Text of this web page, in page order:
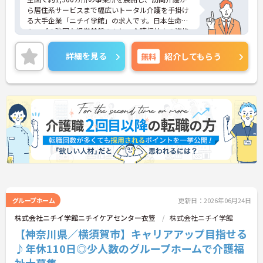
ら居住系サービスまで幅広いトータル介護を手掛け
る大手企業「ニチイ学館」の求人です。日本生命グ
ループの強固な経営基盤のもと、介護福祉士の資格
を最大限に活かしてキャリアアップできる環境が整
っています。毎月1万8000円の資格手当が支給され
るだけでなく、将来的にサービス管理者や拠点管理
者、ケアマネジャーへと進むための「サービス管理
者研修」等の充実した支援制度が魅力です。20～30
代が成長を実感できる明確なキャリアマップがある
一方で、40～60代の方も安心できる最大2万円の勤
続年数手当や退職金制度などの福利厚生を完備して
います。企業主導型保育所の利用や10～18歳のお子
様への子ども手当などライフステージの変化にも対
応しており、グループホームでの1対1の丁寧なケア
という現場のやりがいを感じながら、確かなキャリ
＜介護福祉士の資格を活かし、さらなる高みを目指
せる環境です＞大手ならではの丁寧な拠点研修や半
年間のOJTがあり、新しい職場への不安をしっかり
解消できます。1ユニット9名の少人数制グループホ
ームのため、お客様と1対1で深く関わるケアが叶う
のも大きな魅力。ゆくゆくはサービス管理者研修を
詳細を見る 無料 紹介してもらう
グループホーム 更新日：2026年06月24日
株式会社ニチイ学館ニチイケアセンター衣笠 株式会社ニチイ学館
【神奈川県／横須賀市】キャリアアップ目指せる
♪年休110日◎少人数のグループホームで介護福